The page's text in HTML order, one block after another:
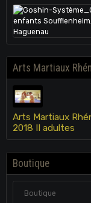
Arts Martiaux
Arts Martiaux
2018 II adultes
Boutique
Boutique